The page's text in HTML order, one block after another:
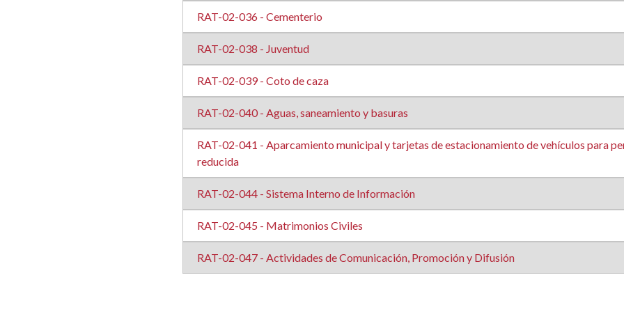
RAT-02-036 - Cementerio
RAT-02-038 - Juventud
RAT-02-039 - Coto de caza
RAT-02-040 - Aguas, saneamiento y basuras
RAT-02-041 - Aparcamiento municipal y tarjetas de estacionamiento de vehículos para
reducida
RAT-02-044 - Sistema Interno de Información
RAT-02-045 - Matrimonios Civiles
RAT-02-047 - Actividades de Comunicación, Promoción y Difusión